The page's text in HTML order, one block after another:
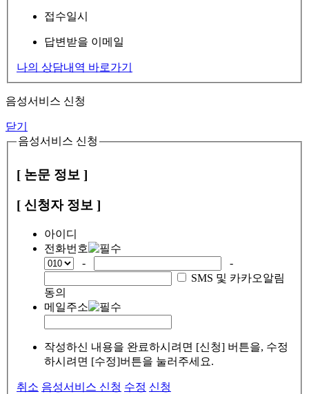
접수일시
답변받을 이메일
나의 상담내역 바로가기
음성서비스 신청
닫기
음성서비스 신청
[ 논문 정보 ]
[ 신청자 정보 ]
아이디
전화번호
-
-
SMS 및 카카오알림
동의
메일주소
작성하신 내용을 완료하시려면 [신청] 버튼을, 수정
하시려면 [수정]버튼을 눌러주세요.
취소 음성서비스 신청 수정 신청